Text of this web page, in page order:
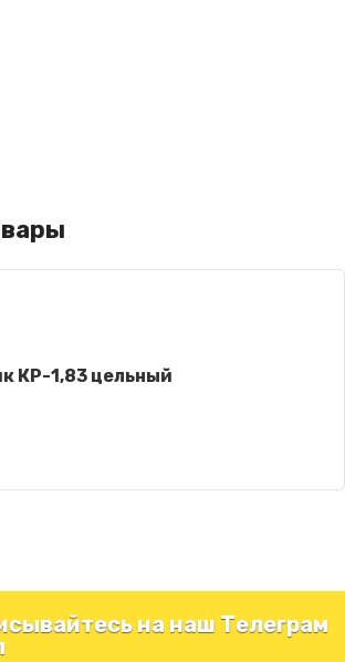
КР-1,83 цельный
на наш Телеграм